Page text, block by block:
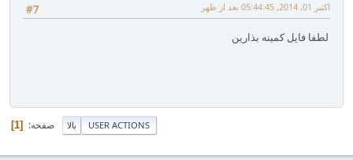
#7 اکتبر 01, 2014, 05:44:45 بعد از ظهر
لطفا فایل کمینه بذارین
بالا صفحه 1 USER ACTIONS